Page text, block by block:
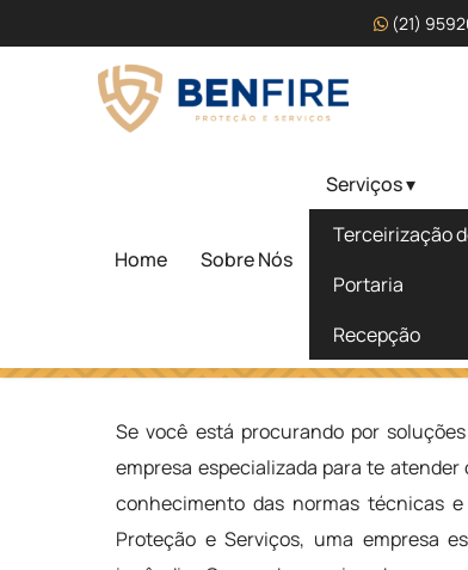
(21)
Home Sobre Nós
Serviços ▾
Terceirização
Portaria
Recepção
Brigadista
Lapa - SP
Brigadista Treinamento
Se você está procurando por
empresa especializada para te
conhecimento das normas técnicas
Proteção e Serviços, uma empresa